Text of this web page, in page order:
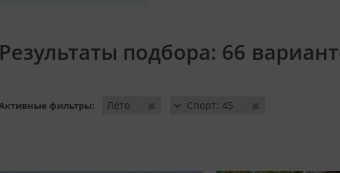
Результаты подбора: 66
фильтры: Лето Спорт: 45